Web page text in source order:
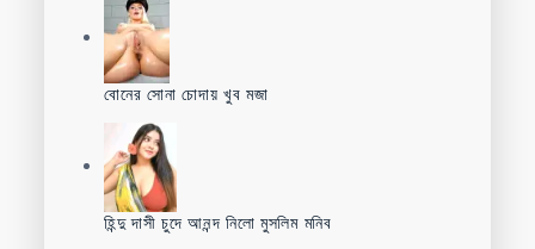
বোনের সোনা চোদায় খুব মজা
হিন্দু দাসী চুদে আনন্দ নিলো মুসলিম মনিব